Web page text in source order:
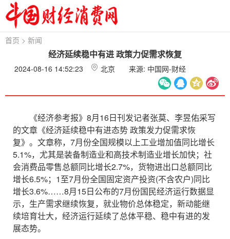
首页 > 新闻
经济延续稳中有进 政策力促需求恢复
2024-08-16 14:52:23 北京 来源: 中国网-财经
《经济参考报》8月16日刊发记者张莫、李昱佑采写
的文章《经济延续稳中有进态势 政策发力促需求恢
复》。文章称，7月份全国规模以上工业增加值同比增长
5.1%，尤其是装备制造业和高技术制造业增长加快；社
会消费品零售总额同比增长2.7%，货物进出口总额同比
增长6.5%；1至7月份全国固定资产投资(不含农户)同比
增长3.6%……8月15日公布的7月份国民经济运行数据显
示，生产需求继续恢复，就业物价总体稳定，新动能继
续培育壮大，经济运行延续了总体平稳、稳中有进的发
展态势。